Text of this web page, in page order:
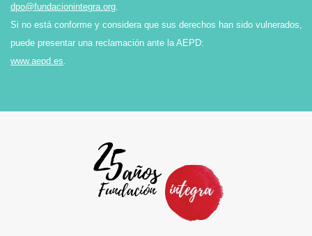
dpo@fundacionintegra.org
Si no está conforme y considera que sus derechos han sido vulnerados,
puede presentar una reclamación ante la AEPD:
www.aepd.es